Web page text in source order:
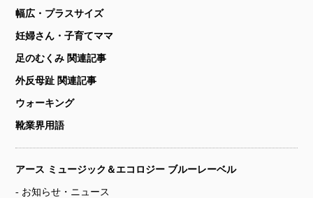
幅広・プラスサイズ
妊婦さん・子育てママ
足のむくみ 関連記事
外反母趾 関連記事
ウォーキング
靴業界用語
アース ミュージック＆エコロジー ブルーレーベル
お知らせ・ニュース